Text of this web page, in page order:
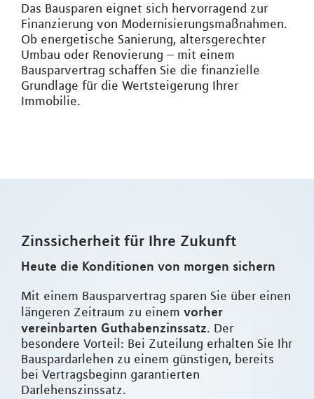
Das Bausparen eignet sich hervorragend zur
Finanzierung von Modernisierungsmaßnahmen.
Ob energetische Sanierung, altersgerechter
Umbau oder Renovierung – mit einem
Bausparvertrag schaffen Sie die finanzielle
Grundlage für die Wertsteigerung Ihrer
Immobilie.
Zinssicherheit für Ihre Zukunft
Heute die Konditionen von morgen sichern
Mit einem Bausparvertrag sparen Sie über einen
längeren Zeitraum zu einem vorher
vereinbarten Guthabenzinssatz. Der
besondere Vorteil: Bei Zuteilung erhalten Sie Ihr
Bauspardarlehen zu einem günstigen, bereits
bei Vertragsbeginn garantierten
Darlehenszinssatz.